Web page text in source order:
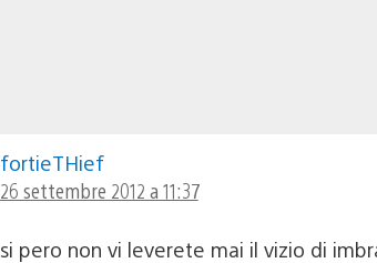
fortieTHief
26 settembre 2012 a 11:37
si pero non vi leverete mai il vizio di